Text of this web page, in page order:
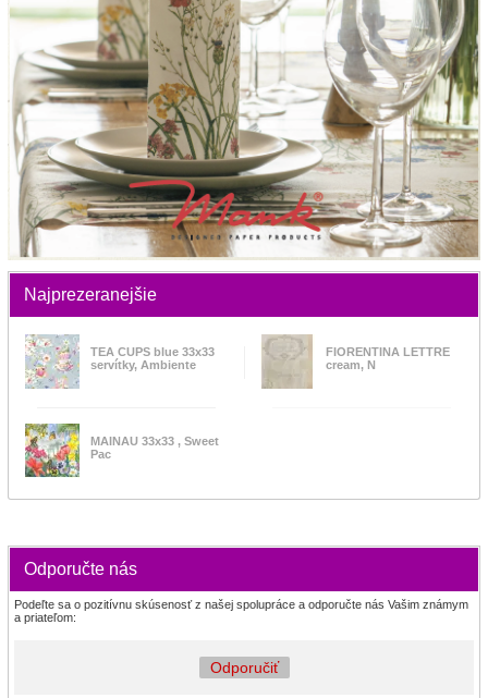
Najprezeranejšie
TEA CUPS blue 33x33
servítky, Ambiente
FIORENTINA LETTRE
cream, N
MAINAU 33x33 , Sweet
Pac
Odporučte nás
Podeľte sa o pozitívnu skúsenosť z našej spolupráce a odporučte nás Vašim známym
a priateľom:
Odporučiť